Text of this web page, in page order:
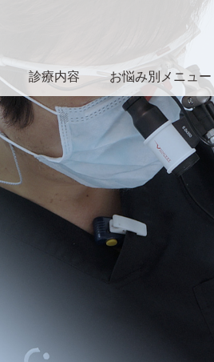
診療内容 お悩み別メニュー